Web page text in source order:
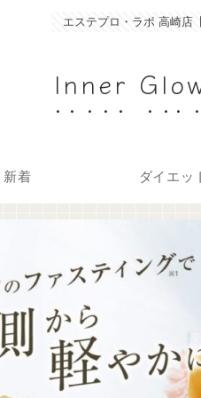
エステプロ・ラボ 高崎店
Inner
新着 ダイエッ